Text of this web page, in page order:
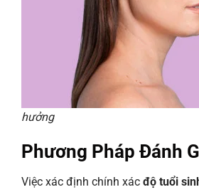
hưởng
Phương Pháp Đánh
Việc xác định chính xác độ tuổi